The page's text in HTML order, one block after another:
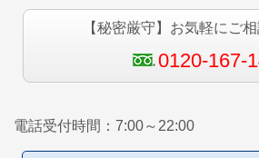
【秘密厳守】お気軽にご
0120-167-
電話受付時間：7:00～22:00